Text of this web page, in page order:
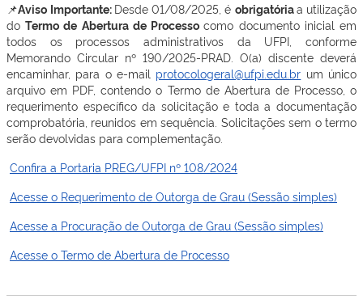
📌Aviso Importante: Desde 01/08/2025, é obrigatóriaa utilização
doTermo de Abertura de Processocomo documento inicial em
todos os processos administrativos da UFPI, conforme
Memorando Circular nº 190/2025-PRAD. O(a) discente deverá
encaminhar, para o e-mail protocologeral@ufpi.edu.br um único
arquivo em PDF, contendo o Termo de Abertura de Processo, o
requerimento específico da solicitação e toda a documentação
comprobatória, reunidos em sequência. Solicitações sem o termo
serão devolvidas para complementação.
Confira a Portaria PREG/UFPI nº 108/2024
Acesse o Requerimento de Outorga de Grau (Sessão simples)
Acesse a Procuração de Outorga de Grau (Sessão simples)
Acesse o Termo de Abertura de Processo